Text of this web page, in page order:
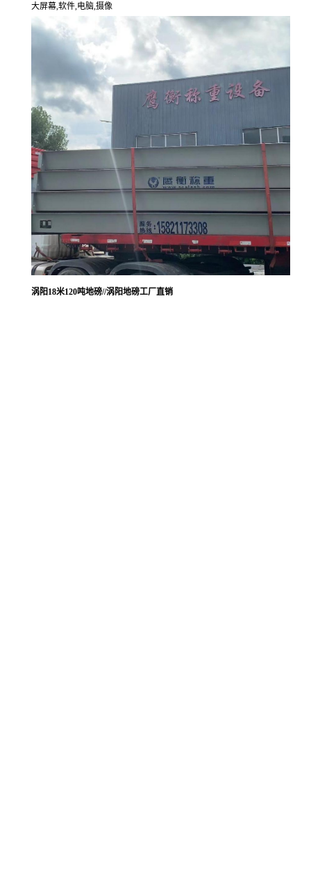
大屏幕 软件 电脑 摄像
涡阳18米120吨地磅//涡阳地磅工厂直销